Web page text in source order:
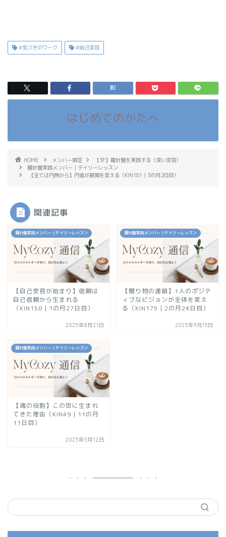
#気づきのワーク #自己変容
はじめてのかたへ
HOME メンバー限定
【3F】羅針盤を実践する（深い変容）
羅針盤実践メンバー｜デイリーレッスン
【全ては内側から】内省が展開を変える（KIN181｜3の月2日目）
関連記事
羅針盤実践メンバー｜デイリーレッスン
【自己受容が始まり】信頼は
自己信頼から生まれる
（KIN150｜1の月27日目）
2025年8月21日
羅針盤実践メンバー｜デイリーレッスン
【贈り物の連鎖】1人のポジテ
ィブなビジョンが全体を変え
る（KIN175｜2の月24日目）
2025年9月15日
羅針盤実践メンバー｜デイリーレッスン
【魂の役割】この世に生まれ
てきた理由（KIN49｜11の月
11日目）
2025年5月12日